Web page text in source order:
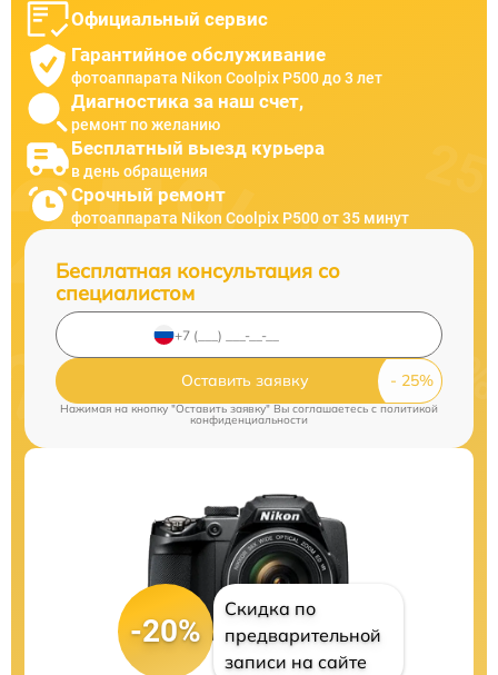
Официальный сервис
Гарантийное обслуживание
фотоаппарата Nikon Coolpix P500 до 3 лет
Диагностика за наш счет,
ремонт по желанию
Бесплатный выезд курьера
в день обращения
Срочный ремонт
фотоаппарата Nikon Coolpix P500 от 35 минут
Бесплатная консультация со
специалистом
Оставить заявку
Нажимая на кнопку "Оставить заявку" Вы соглашаетесь cполитикой
конфиденциальности
-20%
Скидка по
предварительной
записи на сайте